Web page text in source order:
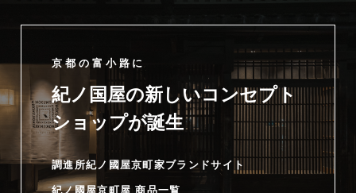
京都の富小路に
紀ノ国屋の新しいコンセプト
ショップが誕生
調進所紀ノ國屋京町家ブランドサイト
紀ノ國屋京町屋 商品一覧